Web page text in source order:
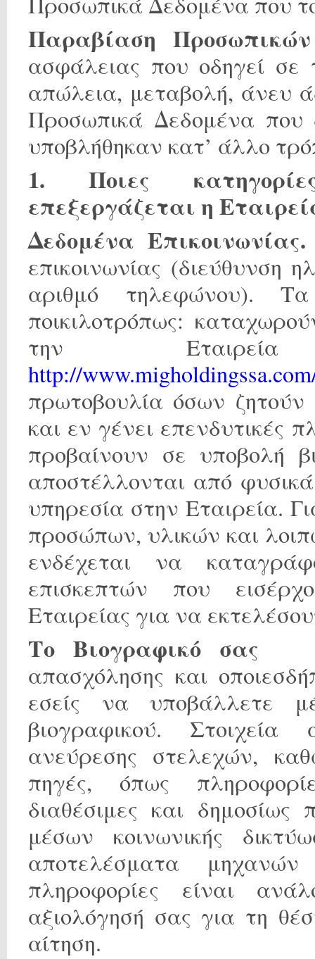
Παραβίαση
ασφάλειας που οδηγεί
απώλεια, μεταβολή, άνευ
Προσωπικά Δεδομένα που
υποβλήθηκαν κατ’ άλλο
1. Ποιες
επεξεργάζεται η
Δεδομένα
επικοινωνίας (διεύθυνση
αριθμό τηλεφώνου).
ποικιλοτρόπως:
την
http://
πρωτοβουλία όσων ζητούν
και εν γένει επενδυτικές
προβαίνουν σε υποβολή
αποστέλλονται από
υπηρεσία στην Εταιρεία.
προσώπων, υλικών και
ενδέχεται να
επισκεπτών που
Εταιρείας για να
Το Βιογραφικό σας
απασχόλησης και
εσείς να υποβάλλετε
βιογραφικού. Στοιχεία
ανεύρεσης στελεχών,
πηγές, όπως
διαθέσιμες και δημοσίως
μέσων κοινωνικής
αποτελέσματα
πληροφορίες είναι
αξιολόγησή σας για τη
αίτηση.